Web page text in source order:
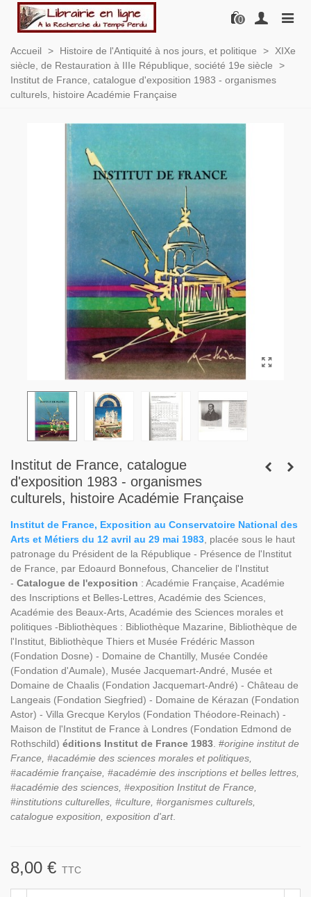
0
Accueil > Histoire de l'Antiquité à nos jours, et politique >
XIXe
siècle, de Restauration à IIIe République, société 19e siècle
>
Institut de France, catalogue d'exposition 1983 - organismes
culturels, histoire Académie Française
Institut de France, catalogue
d'exposition 1983 - organismes
culturels, histoire Académie Française
Institut de France, Exposition au Conservatoire National des
Arts et Métiers du 12 avril au 29 mai 1983 , placée sous le haut
patronage du Président de la République - Présence de l'Institut
de France, par Edoaurd Bonnefous, Chancelier de l'Institut
- Catalogue de l'exposition : Académie Française, Académie
des Inscriptions et Belles-Lettres, Académie des Sciences,
Académie des Beaux-Arts, Académie des Sciences morales et
politiques -Bibliothèques : Bibliothèque Mazarine, Bibliothèque de
l'Institut, Bibliothèque Thiers et Musée Frédéric Masson
(Fondation Dosne) - Domaine de Chantilly, Musée Condée
(Fondation d'Aumale), Musée Jacquemart-André, Musée et
Domaine de Chaalis (Fondation Jacquemart-André) - Château de
Langeais (Fondation Siegfried) - Domaine de Kérazan (Fondation
Astor) - Villa Grecque Kerylos (Fondation Théodore-Reinach) -
Maison de l'Institut de France à Londres (Fondation Edmond de
Rothschild) éditions Institut de France 1983 . #origine institut de
France, #académie des sciences morales et politiques,
#académie française, #académie des inscriptions et belles lettres,
#académie des sciences, #exposition Institut de France,
#institutions culturelles, #culture, #organismes culturels,
catalogue exposition, exposition d'art.
8,00 € TTC